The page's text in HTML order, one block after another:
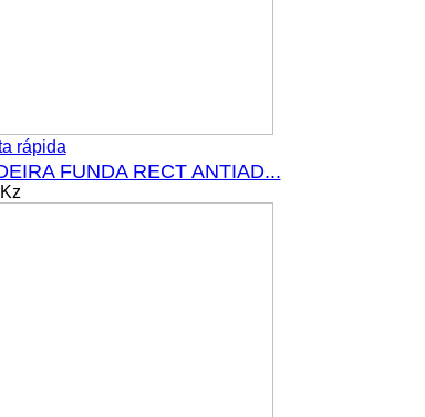
rápida
FUNDA RECT ANTIAD...